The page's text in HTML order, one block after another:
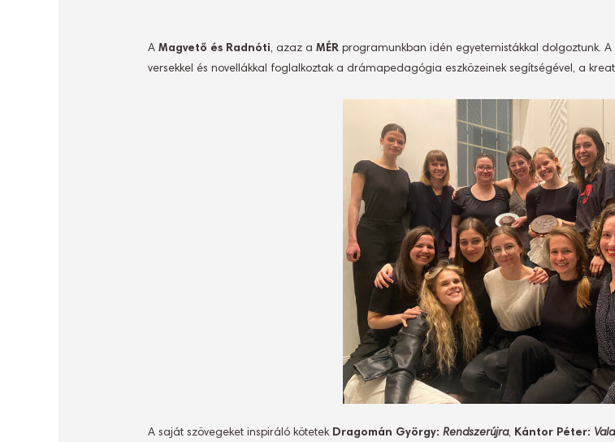
A Magvető és Radnóti, azaz a MÉR programunkban idén egyetemistákkal dolgoztunk. A
versekkel és novellákkal foglalkoztak a drámapedagógia eszközeinek segítségével, a
A saját szövegeket inspiráló kötetek Dragomán György: Rendszerújra, Kántor Péter: